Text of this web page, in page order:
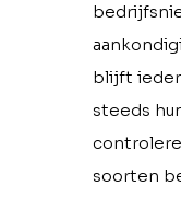
blijft
steeds
soorten